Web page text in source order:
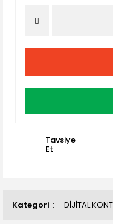
Kategori DİJİTAL
Tavsiye
Et